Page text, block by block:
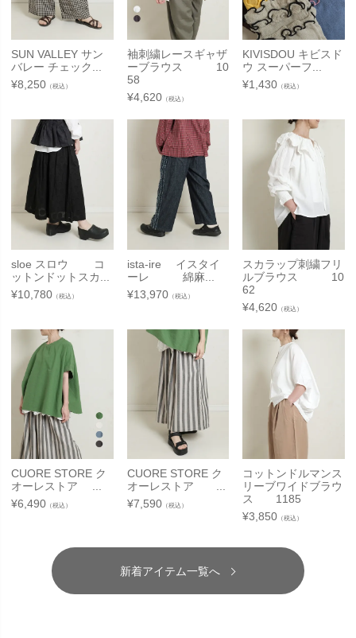
SUN VALLEY サン
バレー チェック...
¥8,250 （税込）
袖刺繍レースギャザ
ーブラウス 10
58
¥4,620（税込）
KIVISDOU キビスド
ウ スーパーフ...
¥1,430 （税込）
sloe スロウ コ
ットンドットスカ...
¥10,780 （税込）
ista-ire イスタイ
ーレ 綿麻...
¥13,970（税込）
スカラップ刺繍フリ
ルブラウス 10
62
¥4,620 （税込）
CUORE STORE ク
オーレストア ...
¥6,490 （税込）
CUORE STORE ク
オーレストア ...
¥7,590（税込）
コットンドルマンス
リーブワイドブラウ
ス 1185
¥3,850 （税込）
新着アイテム一覧へ